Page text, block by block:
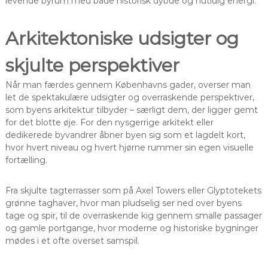
Arkitektoniske udsigter og
skjulte perspektiver
Når man færdes gennem Københavns gader, overser man
let de spektakulære udsigter og overraskende perspektiver,
som byens arkitektur tilbyder – særligt dem, der ligger gemt
for det blotte øje. For den nysgerrige arkitekt eller
dedikerede byvandrer åbner byen sig som et lagdelt kort,
hvor hvert niveau og hvert hjørne rummer sin egen visuelle
fortælling.
Fra skjulte tagterrasser som på Axel Towers eller Glyptotekets
grønne taghaver, hvor man pludselig ser ned over byens
tage og spir, til de overraskende kig gennem smalle passager
og gamle portgange, hvor moderne og historiske bygninger
mødes i et ofte overset samspil.